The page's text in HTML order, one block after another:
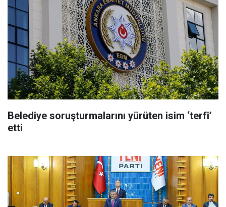
Belediye soruşturmalarını yürüten isim ‘terfi’
etti